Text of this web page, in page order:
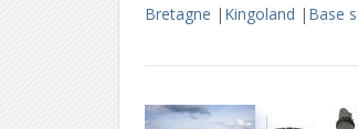
Bretagne | Kingoland | Base